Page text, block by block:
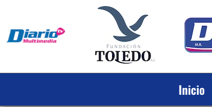
Inicio